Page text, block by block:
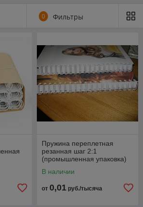
0 Фильтры
Пружина переплетная
резанная шаг 2:1
(промышленная упаковка)
В наличии
от 0,01 руб./тысяча